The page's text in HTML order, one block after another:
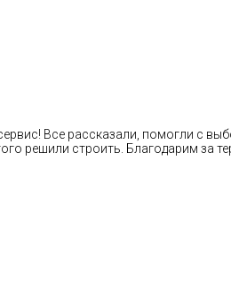
Все рассказали, помогли с
решили строить. Благодарим за